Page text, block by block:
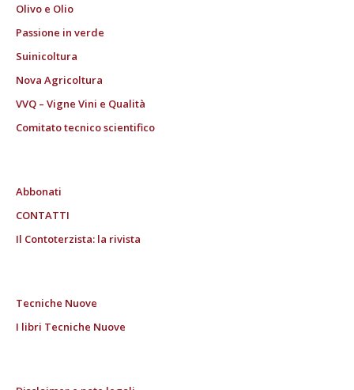
Olivo e Olio
Passione in verde
Suinicoltura
Nova Agricoltura
VVQ – Vigne Vini e Qualità
Comitato tecnico scientifico
Abbonati
CONTATTI
Il Contoterzista: la rivista
Tecniche Nuove
I libri Tecniche Nuove